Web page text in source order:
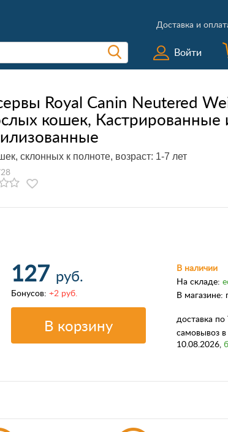
Доставка и
Войти
Royal Canin Neutered
кошек, Кастрированные
склонных к полноте, возраст: 1-7 лет
В наличии
На складе:
В магазине:
доставка по
самовывоз
10.08.2026,
127 руб.
Бонусов: +2 руб.
В корзину